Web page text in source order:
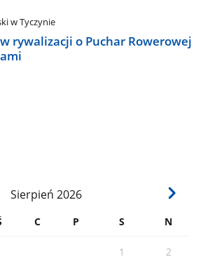
w Tyczynie
rywalizacji o Puchar Rowerowej
Sierpień 2026
C P S N
1 2